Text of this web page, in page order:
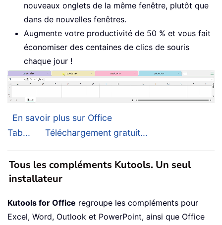
nouveaux onglets de la même fenêtre, plutôt que
dans de nouvelles fenêtres.
Augmente votre productivité de 50 % et vous fait
économiser des centaines de clics de souris
chaque jour !
En savoir plus sur Office
Tab...
Téléchargement gratuit...
Tous les compléments Kutools. Un seul
installateur
Kutools for Office regroupe les compléments pour
Excel, Word, Outlook et PowerPoint, ainsi que Office